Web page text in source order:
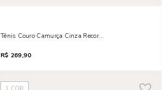
Tênis Couro Camurça Cinza Recorte Tramado
R$ 269,90